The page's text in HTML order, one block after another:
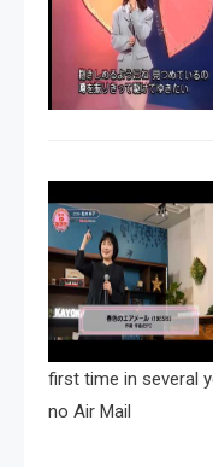
first time in several
no Air Mail